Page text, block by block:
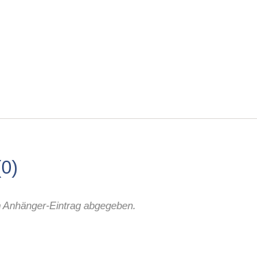
0
Eintrag abgegeben.